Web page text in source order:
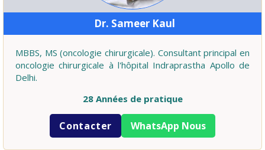
Dr. Sameer Kaul
MBBS, MS (oncologie chirurgicale). Consultant principal en
oncologie chirurgicale à l'hôpital Indraprastha Apollo de
Delhi.
28 Années de pratique
Contacter WhatsApp Nous